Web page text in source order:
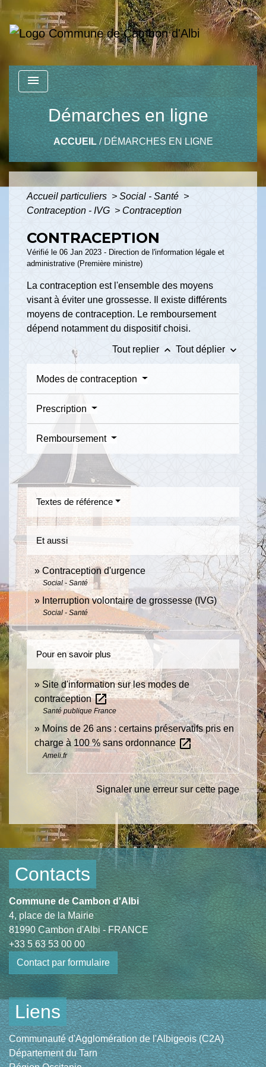
menu
Démarches en ligne
ACCUEIL/ DÉMARCHES EN LIGNE
Accueil particuliers > Social - Santé >
Contraception - IVG > Contraception
CONTRACEPTION
Vérifié le 06 Jan 2023 - Direction de l'information légale et
administrative (Première ministre)
La contraception est l'ensemble des moyens
visant à éviter une grossesse. Il existe différents
moyens de contraception. Le remboursement
dépend notamment du dispositif choisi.
Tout replier keyboard_arrow_up Tout déplier keyboard_arrow_down
Modes de contraception
Prescription
Remboursement
Textes de référence
Et aussi
Contraception d'urgence
Social - Santé
Interruption volontaire de grossesse (IVG)
Social - Santé
Pour en savoir plus
Site d'information sur les modes de
contraceptionopen_in_new
Santé publique France
Moins de 26 ans : certains préservatifs pris en
charge à 100 % sans ordonnance open_in_new
Ameli.fr
Signaler une erreur sur cette page
Contacts
Commune de Cambon d'Albi
4, place de la Mairie
81990 Cambon d'Albi - FRANCE
+33 5 63 53 00 00
Contact par formulaire
Liens
Communauté d'Agglomération de l'Albigeois (C2A)
Département du Tarn